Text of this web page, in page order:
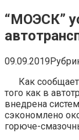
“МОЭСК”
09.09.2019
Как
того как в
внедрена
сэкономлено
горюче-